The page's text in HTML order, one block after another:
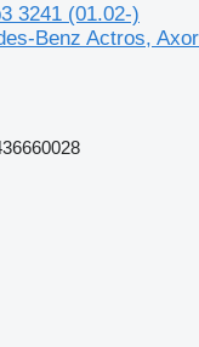
3241 (01.02-)
Benz Actros, Axor